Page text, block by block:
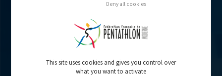
Résultats
This site uses cookies and gives you control over
what you want to activate
Deny all cookies